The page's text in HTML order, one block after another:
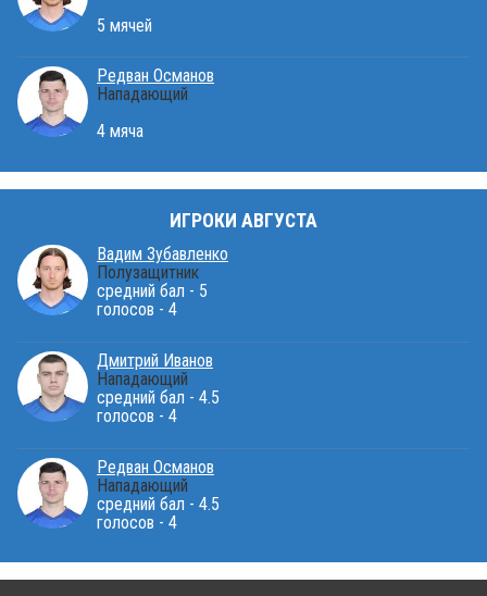
5 мячей
Редван Османов
Нападающий
4 мяча
ИГРОКИ АВГУСТА
Вадим Зубавленко
Полузащитник
средний бал - 5
голосов - 4
Дмитрий Иванов
Нападающий
средний бал - 4.5
голосов - 4
Редван Османов
Нападающий
средний бал - 4.5
голосов - 4